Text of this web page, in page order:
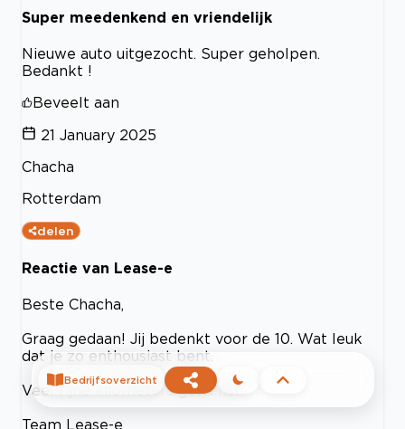
Super meedenkend en vriendelijk
Nieuwe auto uitgezocht. Super geholpen.
Bedankt !
Beveelt aan
21 January 2025
Chacha
Rotterdam
delen
Reactie van Lease-e
Beste Chacha,
Graag gedaan! Jij bedenkt voor de 10. Wat leuk
dat je zo enthousiast bent.
Veel fijne kilometers gewenst.
Team Lease-e
Bedrijfsoverzicht